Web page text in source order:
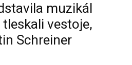
muzikál
vestoje,
Schreiner